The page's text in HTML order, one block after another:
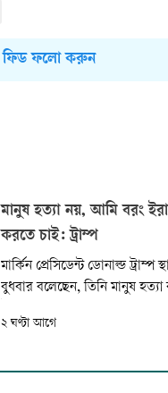
ফিড ফলো করুন
মানুষ হত্যা নয়, আমি বরং
করতে চাই: ট্রাম্প
মার্কিন প্রেসিডেন্ট ডোনাল্ড
বুধবার বলেছেন, তিনি মানুষ
চুক্তি করতেই বেশি আগ্রহী। তুরস্কের
তথ্য জানা গেছে।
২ ঘণ্টা আগে